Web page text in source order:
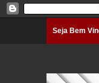
Seja Bem